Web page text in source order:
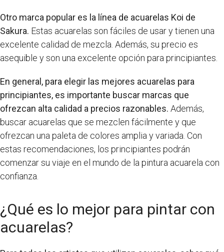
Otro marca popular es la línea de acuarelas Koi de
Sakura. Estas acuarelas son fáciles de usar y tienen una
excelente calidad de mezcla. Además, su precio es
asequible y son una excelente opción para principiantes.
En general, para elegir las mejores acuarelas para
principiantes, es importante buscar marcas que
ofrezcan alta calidad a precios razonables. Además,
buscar acuarelas que se mezclen fácilmente y que
ofrezcan una paleta de colores amplia y variada. Con
estas recomendaciones, los principiantes podrán
comenzar su viaje en el mundo de la pintura acuarela con
confianza.
¿Qué es lo mejor para pintar con
acuarelas?